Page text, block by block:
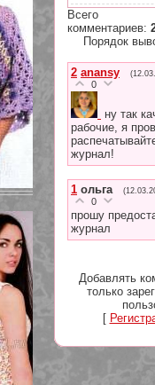
Всего
комментариев:
Порядок
2 anansy
0
ну так
рабочие, я
журнал!
1 ольга
0
прошу
журнал
Добавлять
только
[